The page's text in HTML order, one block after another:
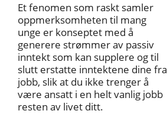
Et fenomen som raskt samler
oppmerksomheten til mang
unge er konseptet med å
generere strømmer av passiv
inntekt som kan supplere og til
slutt erstatte inntektene dine fra
jobb, slik at du ikke trenger å
være ansatt i en helt vanlig jobb
resten av livet ditt.